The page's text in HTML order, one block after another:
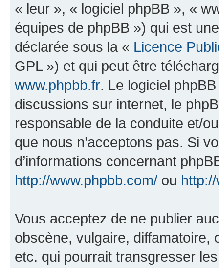
« leur », « logiciel phpBB », «
équipes de phpBB ») qui est
déclarée sous la « Licence
GPL ») et qui peut être
www.phpbb.fr. Le logiciel
discussions sur internet, le
responsable de la conduite et/
que nous n’acceptons pas. Si
d’informations concernant
http://www.phpbb.com/ ou
Vous acceptez de ne publier
obscène, vulgaire, diffamatoire,
etc. qui pourrait transgresser